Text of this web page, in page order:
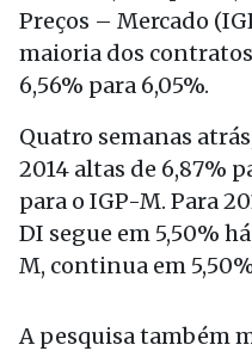
Preços – Mercado
maioria dos
6,56% para 6,05%.
Quatro semanas
2014 altas de 6,87%
para o IGP-M. Para
DI segue em 5,50%
M, continua em
A pesquisa também